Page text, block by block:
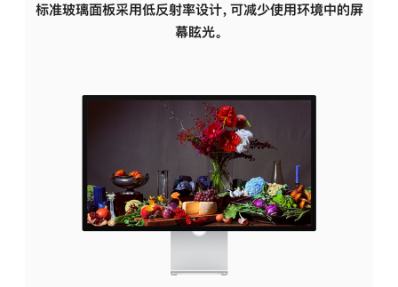
标准玻璃面板采用低反射率设计，可减少使用环境中的屏
幕眩光。